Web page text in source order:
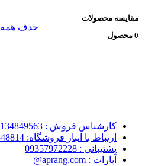
مقایسه محصولات
0 محصول
حذف همه
کارشناس فروش : 09134849563
ارتباط با انبار فروشگاه: 09132848814
پشتیبانی : 09357972228
آپارات : aprang.com@